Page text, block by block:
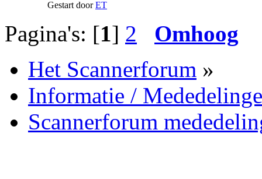
Gestart doorET
Pagina's: [1] 2
Omhoog
Het Scannerforum »
Informatie /
Scannerforum